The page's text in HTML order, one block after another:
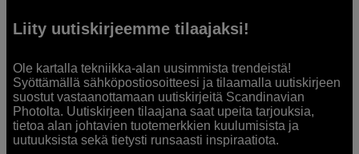
Liity uutiskirjeemme tilaajaksi!
Ole kartalla tekniikka-alan uusimmista trendeistä!
Syöttämällä sähköpostiosoitteesi ja tilaamalla uutiskirjeen
suostut vastaanottamaan uutiskirjeitä Scandinavian
Photolta. Uutiskirjeen tilaajana saat upeita tarjouksia,
tietoa alan johtavien tuotemerkkien kuulumisista ja
uutuuksista sekä tietysti runsaasti inspiraatiota.